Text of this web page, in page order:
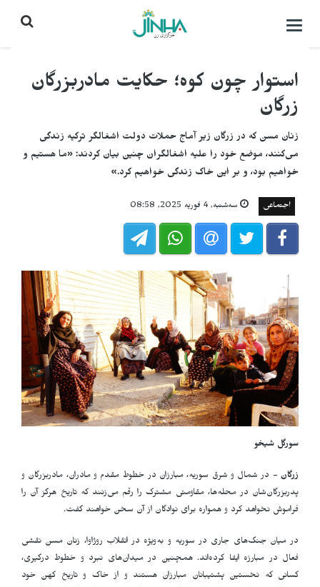
باز
استوار چون کوه؛ حکایت مادربزرگان
زرگان
زنان مسن که در زرگان زیر آماج حملات دولت اشغالگر ترکیه زندگی
می‌کنند، موضع خود را علیه اشغالگران چنین بیان کردند: «ما هستیم و
خواهیم بود، و بر این خاک زندگی خواهیم کرد.»
اجتماعی سه‌شنبه, 4 فوریه 2025, 08:58
سورگل شیخو
زرگان - در شمال و شرق سوریه، مبارز‌ان در خطوط مقدم و مادران، مادربزرگان و
پدربزرگان‌شان در محله‌ها، مقاومتی مشترک را رقم می‌زنند که تاریخ هرگز آن را
فراموش نخواهد کرد و همواره برای نوادگان از آن سخن خواهند گفت.
در میان جنگ‌های جاری در سوریه و به‌ویژه در انقلاب روژاوا، زنان مسن نقشی
فعال در مبارزه ایفا کرده‌اند. همچنین در میدان‌های نبرد و خطوط درگیری،
کسانی که نخستین پشتیبانان مبارز‌ان هستند و از خاک و تاریخ کهن خود